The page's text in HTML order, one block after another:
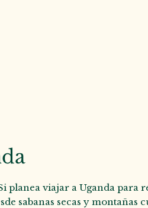
planea viajar a Uganda
sabanas secas y montañas